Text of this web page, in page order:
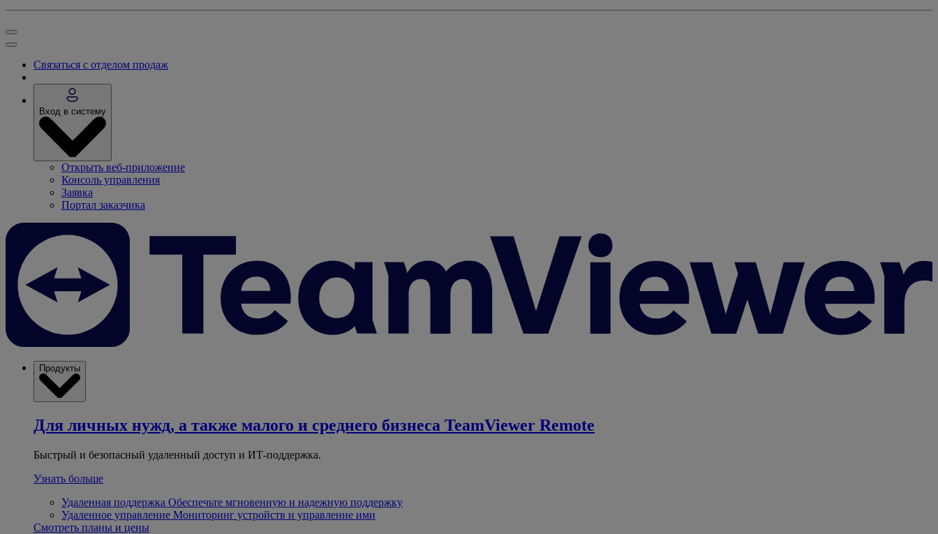
Связаться с отделом продаж
Вход в систему
Открыть веб-приложение
Консоль управления
Заявка
Портал заказчика
Продукты
Для личных нужд, а также малого и среднего бизнеса TeamViewer Remote
Быстрый и безопасный удаленный доступ и ИТ-поддержка.
Узнать больше
Удаленная поддержка Обеспечьте мгновенную и надежную поддержку
Удаленное управление Мониторинг устройств и управление ими
Смотреть планы и цены